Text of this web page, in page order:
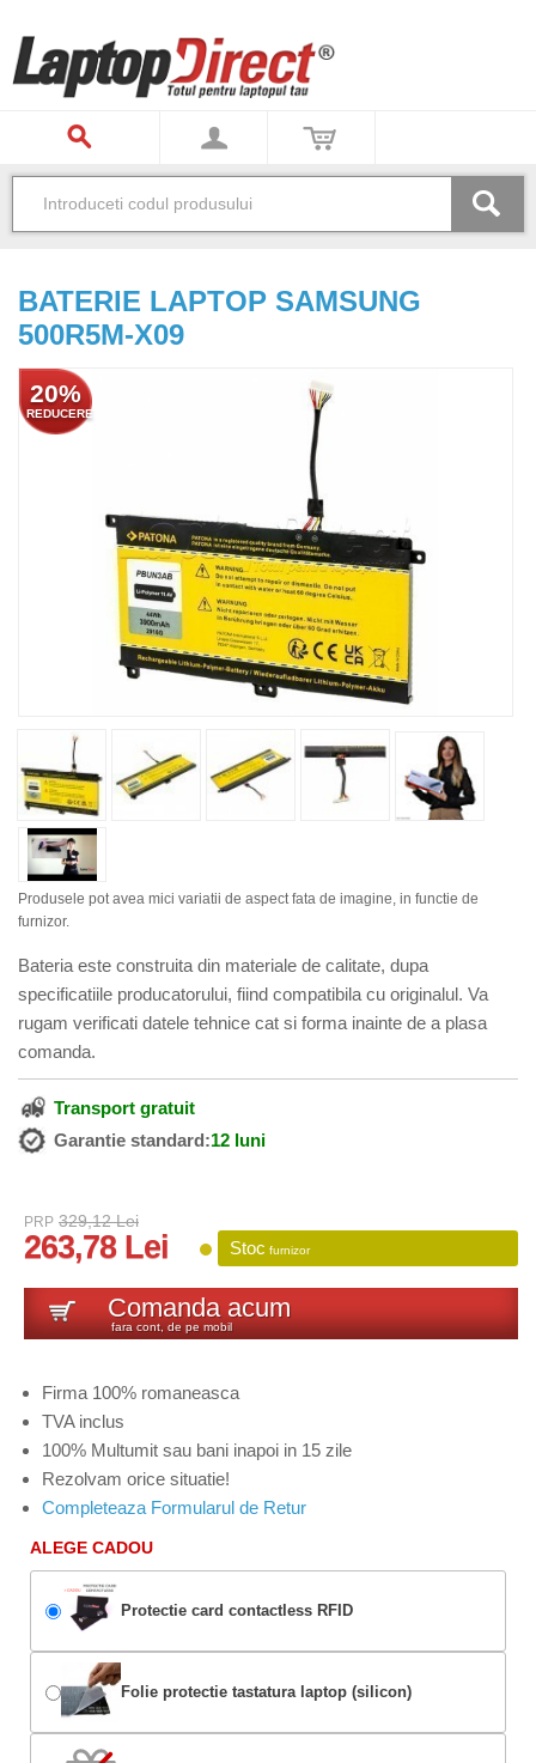
BATERIE LAPTOP SAMSUNG
500R5M-X09
20%
REDUCERE
Produsele pot avea mici variatii de aspect fata de imagine, in functie de
furnizor.
Bateria este construita din materiale de calitate, dupa
specificatiile producatorului, fiind compatibila cu originalul. Va
rugam verificati datele tehnice cat si forma inainte de a plasa
comanda.
Transport gratuit
Garantie standard:12 luni
PRP 329,12 Lei
263,78 Lei Stoc furnizor
Comanda acum
fara cont, de pe mobil
Firma 100% romaneasca
TVA inclus
100% Multumit sau bani inapoi in 15 zile
Rezolvam orice situatie!
Completeaza Formularul de Retur
ALEGE CADOU
Protectie card contactless RFID
Folie protectie tastatura laptop (silicon)